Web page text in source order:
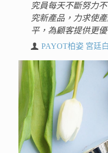
究員每天不斷努力
究新產品，力求使
平，為顧客提供更
PAYOT柏姿 宮廷